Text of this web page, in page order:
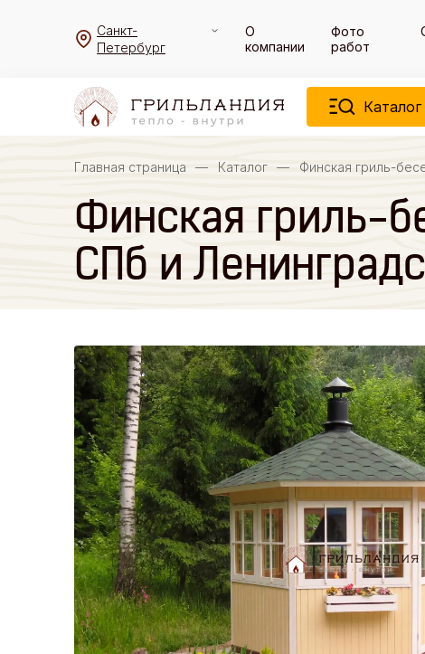
Санкт-
Петербург
О
компании
Фото
работ
Каталог
Главная страница — Каталог — Финская гриль-
Финская гриль-
СПб и